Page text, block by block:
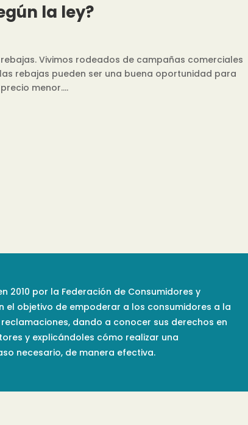
la ley?
Vivimos rodeados de campañas comerciales
rebajas pueden ser una buena oportunidad para
menor....
2010 por la Federación de Consumidores y
el objetivo de empoderar a los consumidores a la
dando a conocer sus derechos en
y explicándoles cómo realizar una
necesario, de manera efectiva.